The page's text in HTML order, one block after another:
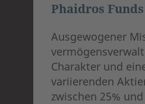
Phaidros
Ausgewogener
Charakter und
variierenden
zwischen 25% und